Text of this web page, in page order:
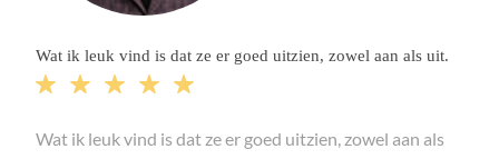
Wat ik leuk vind is dat ze er goed uitzien, zowel aan als uit.
    
Wat ik leuk vind is dat ze er goed uitzien, zowel aan als